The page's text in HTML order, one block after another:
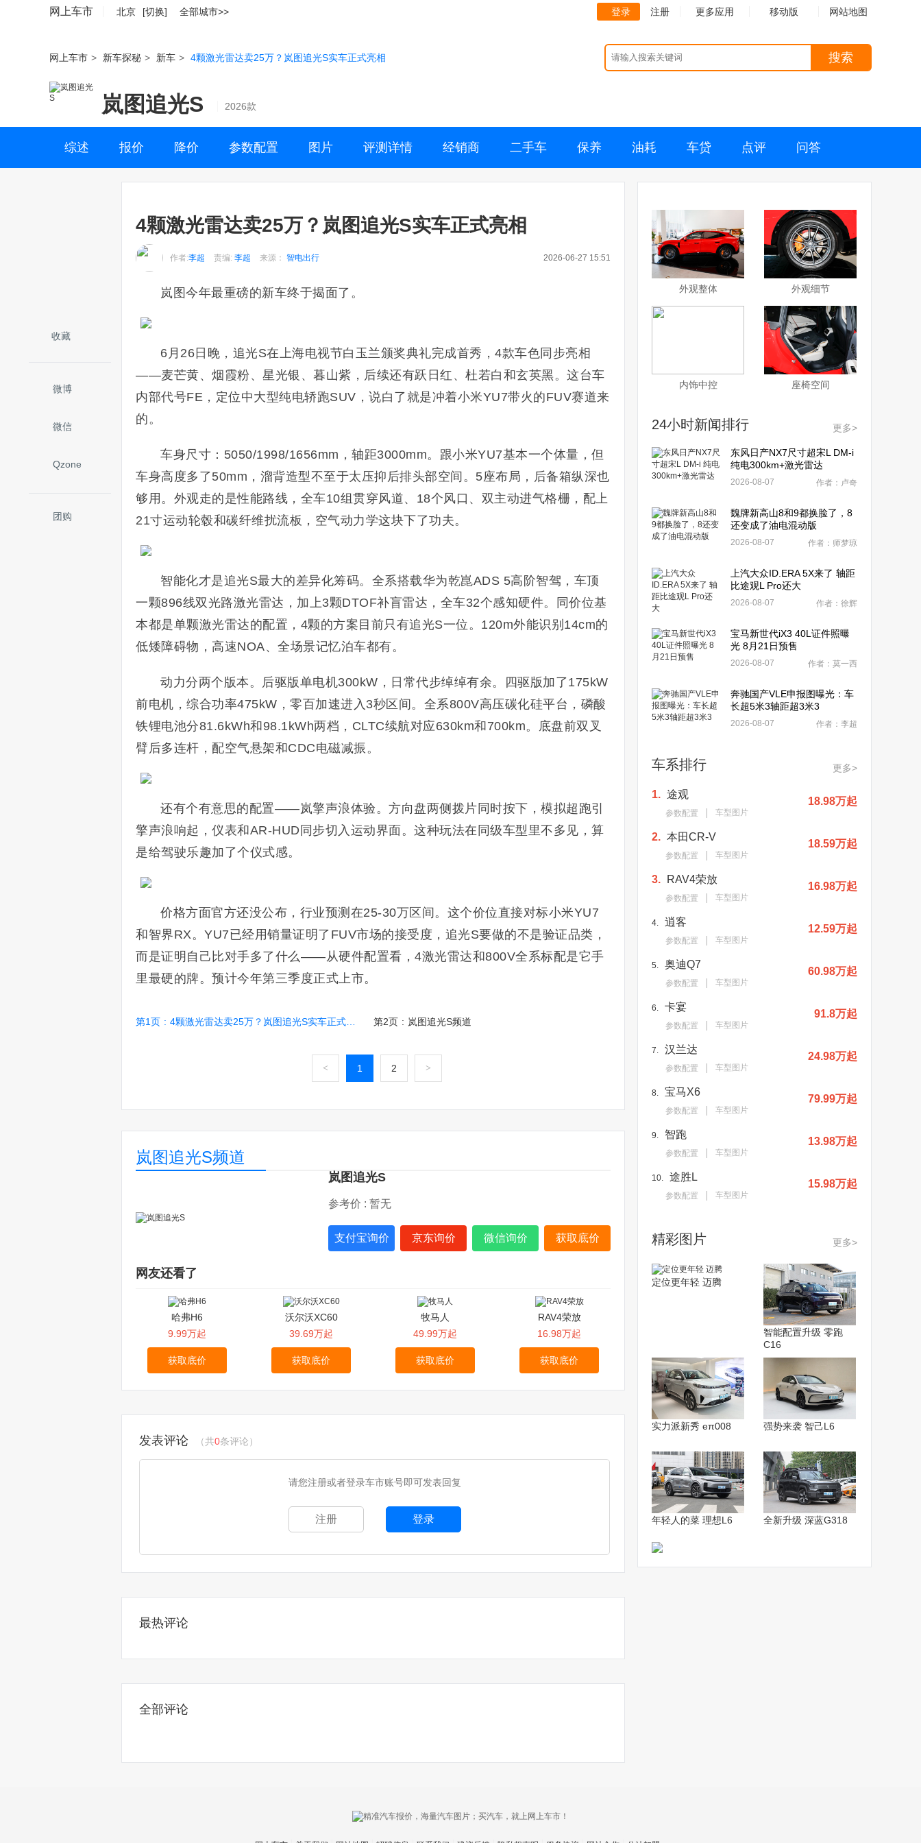
网上车市 北京 [切换] 全部城市>> 登录 注册 更多应用 移动版 网站地图
网上车市 > 新车探秘 > 新车 > 4颗激光雷达卖25万？岚图追光S实车正式亮相 搜索
岚图追光S 2026款
综述 报价 降价 参数配置 图片 评测详情 经销商 二手车 保养 油耗 车贷 点评 问答
收藏
微博
微信
Qzone
团购
4颗激光雷达卖25万？岚图追光S实车正式亮相
作者:李超 责编: 李超 来源： 智电出行 2026-06-27 15:51
岚图今年最重磅的新车终于揭面了。
6月26日晚，追光S在上海电视节白玉兰颁奖典礼完成首秀，4款车色同步亮相
——麦芒黄、烟霞粉、星光银、暮山紫，后续还有跃日红、杜若白和玄英黑。这台车
内部代号FE，定位中大型纯电轿跑SUV，说白了就是冲着小米YU7带火的FUV赛道来
的。
车身尺寸：5050/1998/1656mm，轴距3000mm。跟小米YU7基本一个体量，但
车身高度多了50mm，溜背造型不至于太压抑后排头部空间。5座布局，后备箱纵深也
够用。外观走的是性能路线，全车10组贯穿风道、18个风口、双主动进气格栅，配上
21寸运动轮毂和碳纤维扰流板，空气动力学这块下了功夫。
智能化才是追光S最大的差异化筹码。全系搭载华为乾崑ADS 5高阶智驾，车顶
一颗896线双光路激光雷达，加上3颗DTOF补盲雷达，全车32个感知硬件。同价位基
本都是单颗激光雷达的配置，4颗的方案目前只有追光S一位。120m外能识别14cm的
低矮障碍物，高速NOA、全场景记忆泊车都有。
动力分两个版本。后驱版单电机300kW，日常代步绰绰有余。四驱版加了175kW
前电机，综合功率475kW，零百加速进入3秒区间。全系800V高压碳化硅平台，磷酸
铁锂电池分81.6kWh和98.1kWh两档，CLTC续航对应630km和700km。底盘前双叉
臂后多连杆，配空气悬架和CDC电磁减振。
还有个有意思的配置——岚擎声浪体验。方向盘两侧拨片同时按下，模拟超跑引
擎声浪响起，仪表和AR-HUD同步切入运动界面。这种玩法在同级车型里不多见，算
是给驾驶乐趣加了个仪式感。
价格方面官方还没公布，行业预测在25-30万区间。这个价位直接对标小米YU7
和智界RX。YU7已经用销量证明了FUV市场的接受度，追光S要做的不是验证品类，
而是证明自己比对手多了什么——从硬件配置看，4激光雷达和800V全系标配是它手
里最硬的牌。预计今年第三季度正式上市。
第1页 : 4颗激光雷达卖25万？岚图追光S实车正式亮相 第2页 : 岚图追光S频道
< 1 2 >
岚图追光S频道
岚图追光S
参考价 : 暂无
支付宝询价 京东询价 微信询价 获取底价
网友还看了
哈弗H6
9.99万起
获取底价
沃尔沃XC60
39.69万起
获取底价
牧马人
49.99万起
获取底价
RAV4荣放
16.98万起
获取底价
发表评论 （共0条评论）
请您注册或者登录车市账号即可发表回复
注册 登录
最热评论
全部评论
外观整体 外观细节
内饰中控 座椅空间
24小时新闻排行 更多>
东风日产NX7尺寸超宋L DM-i
纯电300km+激光雷达
2026-08-07 作者：卢奇
魏牌新高山8和9都换脸了，8
还变成了油电混动版
2026-08-07 作者：师梦琼
上汽大众ID.ERA 5X来了 轴距
比途观L Pro还大
2026-08-07 作者：徐辉
宝马新世代iX3 40L证件照曝
光 8月21日预售
2026-08-07 作者：莫一西
奔驰国产VLE申报图曝光：车
长超5米3轴距超3米3
2026-08-07 作者：李超
车系排行 更多>
1. 途观
参数配置 车型图片
18.98万起
2. 本田CR-V
参数配置 车型图片
18.59万起
3. RAV4荣放
参数配置 车型图片
16.98万起
4. 逍客
参数配置 车型图片
12.59万起
5. 奥迪Q7
参数配置 车型图片
60.98万起
6. 卡宴
参数配置 车型图片
91.8万起
7. 汉兰达
参数配置 车型图片
24.98万起
8. 宝马X6
参数配置 车型图片
79.99万起
9. 智跑
参数配置 车型图片
13.98万起
10. 途胜L
参数配置 车型图片
15.98万起
精彩图片 更多>
定位更年轻 迈腾
智能配置升级 零跑
C16
实力派新秀 eπ008 强势来袭 智己L6
年轻人的菜 理想L6 全新升级 深蓝G318